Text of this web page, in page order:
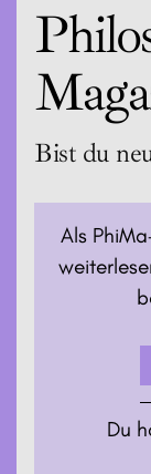
Bist du
Als
Du